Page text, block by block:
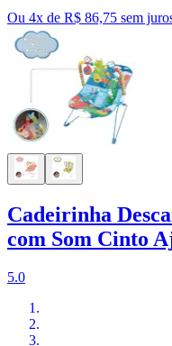
Ou 4x de R$ 86,75 sem
Cadeirinha
com Som Cinto
5.0